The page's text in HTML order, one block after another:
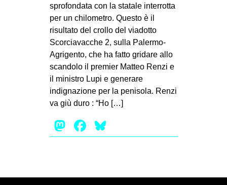
sprofondata con la statale interrotta
per un chilometro. Questo è il
risultato del crollo del viadotto
Scorciavacche 2, sulla Palermo-
Agrigento, che ha fatto gridare allo
scandolo il premier Matteo Renzi e
il ministro Lupi e generare
indignazione per la penisola. Renzi
va giù duro : “Ho […]
Mastodon
Facebook